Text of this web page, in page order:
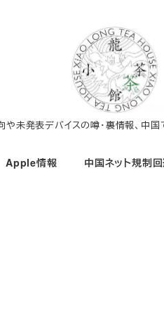
未発表デバイスの噂・裏情報、中国
Apple情報 中国ネット規制